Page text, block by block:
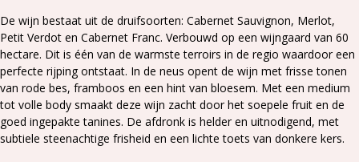
De wijn bestaat uit de druifsoorten: Cabernet Sauvignon, Merlot,
Petit Verdot en Cabernet Franc. Verbouwd op een wijngaard van 60
hectare. Dit is één van de warmste terroirs in de regio waardoor een
perfecte rijping ontstaat. In de neus opent de wijn met frisse tonen
van rode bes, framboos en een hint van bloesem. Met een medium
tot volle body smaakt deze wijn zacht door het soepele fruit en de
goed ingepakte tanines. De afdronk is helder en uitnodigend, met
subtiele steenachtige frisheid en een lichte toets van donkere kers.